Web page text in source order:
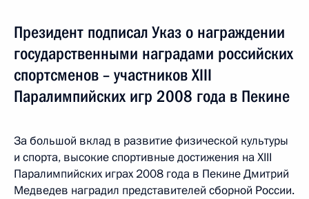
Президент подписал Указ о награждении
государственными наградами российских
спортсменов – участников XIII
Паралимпийских игр 2008 года в Пекине
За большой вклад в развитие физической культуры
и спорта, высокие спортивные достижения на XIII
Паралимпийских играх 2008 года в Пекине Дмитрий
Медведев наградил представителей сборной России.